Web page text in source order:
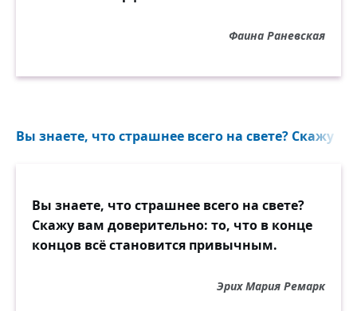
Фаина Раневская
Вы знаете, что страшнее всего на свете? Скажу
Вы знаете, что страшнее всего на свете?
Скажу вам доверительно: то, что в конце
концов всё становится привычным.
Эрих Мария Ремарк